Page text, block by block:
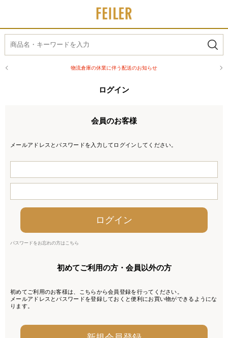
物流倉庫の休業に伴う配送のお知らせ
ログイン
会員のお客様
メールアドレスとパスワードを入力してログインしてください。
パスワードをお忘れの方はこちら
初めてご利用の方・会員以外の方
初めてご利用のお客様は、こちらから会員登録を行ってください。
メールアドレスとパスワードを登録しておくと便利にお買い物ができるようにな
ります。